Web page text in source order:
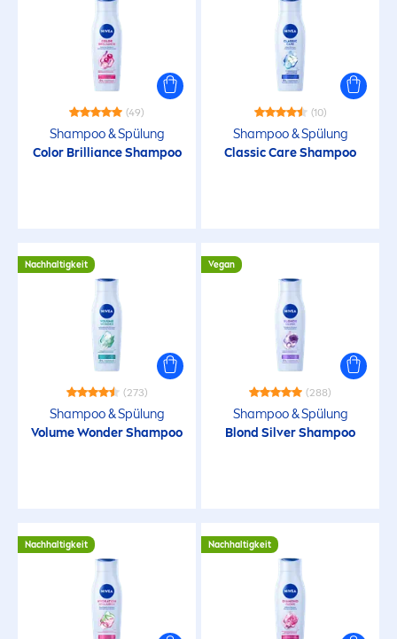
(49)
Shampoo & Spülung
ColorBrilliance Shampoo
(10)
Shampoo & Spülung
ClassicCareShampoo
Nachhaltigkeit
(273)
Shampoo & Spülung
Volume Wonder Shampoo
Vegan
(288)
Shampoo & Spülung
Blond Silver Shampoo
Nachhaltigkeit Nachhaltigkeit